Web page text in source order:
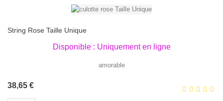
String Rose Taille Unique
Disponible : Uniquement en ligne
amorable
38,65 €Prix